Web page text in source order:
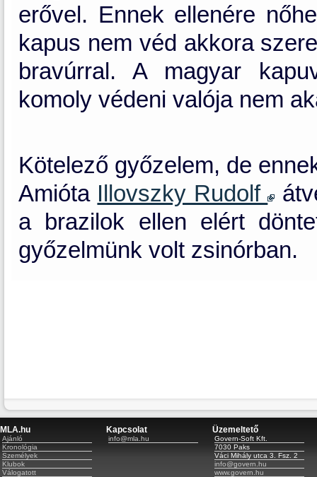
erővel. Ennek ellenére
kapus nem véd akkora
bravúrral. A magyar
komoly védeni valója nem
Kötelező győzelem, de
Amióta Illovszky Rudolf
a brazilok ellen elért
győzelmünk volt zsinórban.
MLA.hu
Ajánló
Kronológia
Személyek
Klubok
Válogatott
Kapcsolat
info@mla.hu
Üzemeltető
Govern-Soft Kft.
7030 Paks
Váci Mihály utca 3. Fsz. 2
info@govern.hu
www.govern.hu